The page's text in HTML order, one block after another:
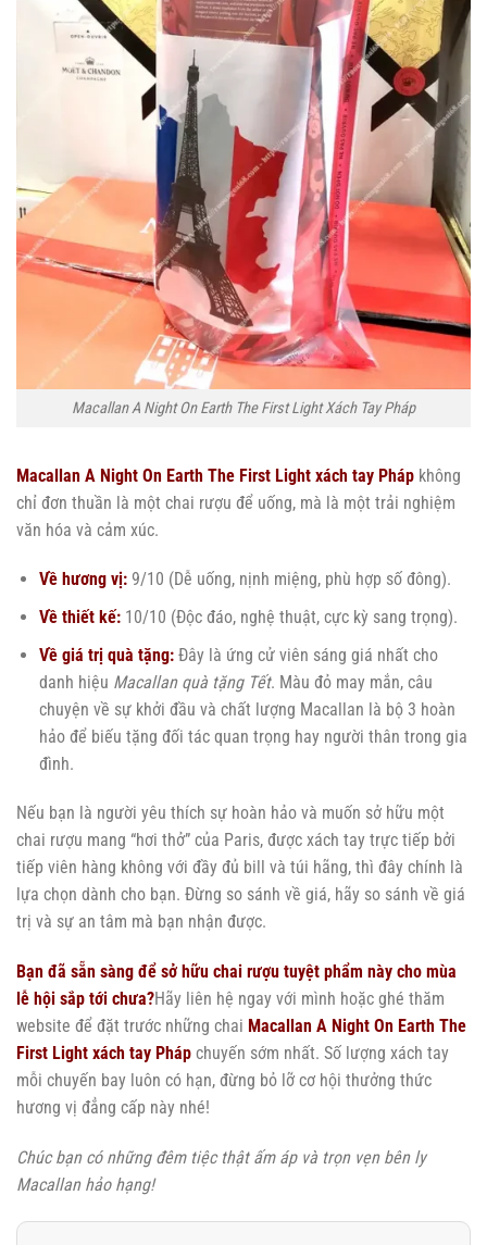
Macallan A Night On Earth The First Light Xách Tay Pháp
Macallan A Night On Earth The First Light xách tay Pháp không
chỉ đơn thuần là một chai rượu để uống, mà là một trải nghiệm
văn hóa và cảm xúc.
Về hương vị:9/10 (Dễ uống, nịnh miệng, phù hợp số đông).
Về thiết kế:10/10 (Độc đáo, nghệ thuật, cực kỳ sang trọng).
Về giá trị quà tặng:Đây là ứng cử viên sáng giá nhất cho
danh hiệu Macallan quà tặng Tết. Màu đỏ may mắn, câu
chuyện về sự khởi đầu và chất lượng Macallan là bộ 3 hoàn
hảo để biếu tặng đối tác quan trọng hay người thân trong gia
đình.
Nếu bạn là người yêu thích sự hoàn hảo và muốn sở hữu một
chai rượu mang “hơi thở” của Paris, được xách tay trực tiếp bởi
tiếp viên hàng không với đầy đủ bill và túi hãng, thì đây chính là
lựa chọn dành cho bạn. Đừng so sánh về giá, hãy so sánh về giá
trị và sự an tâm mà bạn nhận được.
Bạn đã sẵn sàng để sở hữu chai rượu tuyệt phẩm này cho mùa
lễ hội sắp tới chưa?Hãy liên hệ ngay với mình hoặc ghé thăm
website để đặt trước những chai Macallan A Night On Earth The
First Light xách tay Pháp chuyến sớm nhất. Số lượng xách tay
mỗi chuyến bay luôn có hạn, đừng bỏ lỡ cơ hội thưởng thức
hương vị đẳng cấp này nhé!
Chúc bạn có những đêm tiệc thật ấm áp và trọn vẹn bên ly
Macallan hảo hạng!